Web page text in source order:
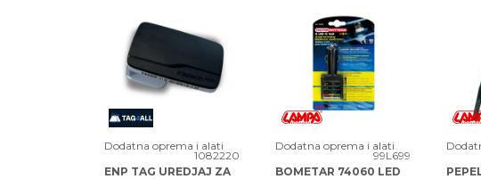
Zagarantovana sva prava
potrošača
Dodatna oprema i alati
1082220
ENP TAG UREDJAJ ZA
Dodatna oprema i alati
99L699
BOMETAR 74060 LED